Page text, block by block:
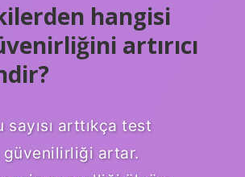
hangisi
artırıcı
sayısı arttıkça test
güvenilirliği artar.